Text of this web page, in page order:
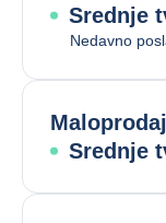
Srednje
Nedavno
Srednje